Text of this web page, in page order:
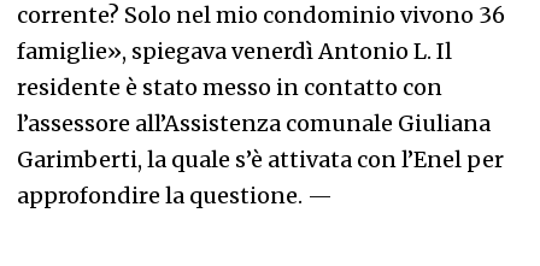
corrente? Solo nel mio condominio vivono 36
famiglie», spiegava venerdì Antonio L. Il
residente è stato messo in contatto con
l’assessore all’Assistenza comunale Giuliana
Garimberti, la quale s’è attivata con l’Enel per
approfondire la questione. —